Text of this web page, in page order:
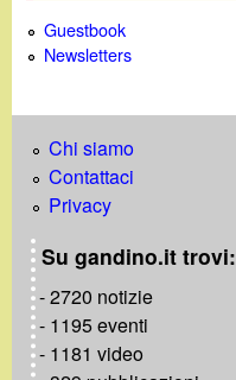
Guestbook
Newsletters
Chi siamo
Contattaci
Privacy
Su gandino.it trovi:
- 2720 notizie
- 1195 eventi
- 1181 video